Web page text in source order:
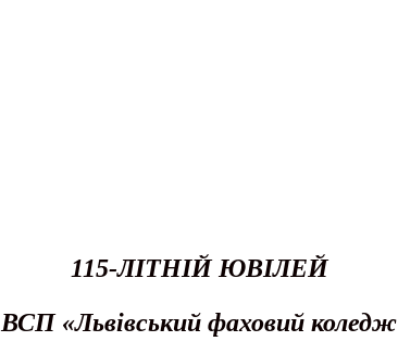
115-ЛІТНІЙ ЮВІЛЕЙ
ВСП «Львівський фаховий коледж